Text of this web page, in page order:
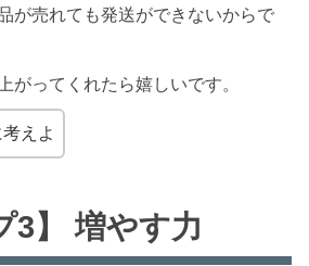
が売れても発送ができないからで
がってくれたら嬉しいです。
えよ
3】 増やす力